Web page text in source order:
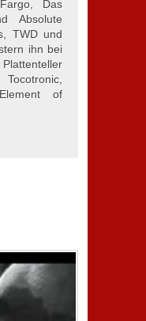
Das
Absolute
TWD und
ihn bei
of